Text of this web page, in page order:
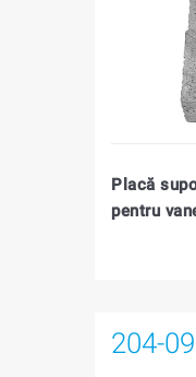
Placă
pentru
204-09